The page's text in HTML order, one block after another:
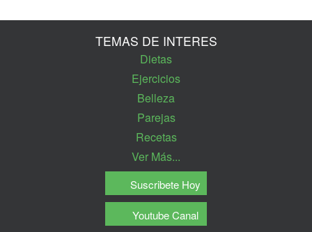
TEMAS DE INTERES
Dietas
Ejercicios
Belleza
Parejas
Recetas
Ver Más...
Suscribete Hoy
Youtube Canal